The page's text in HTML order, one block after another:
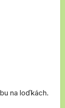
na loďkách.